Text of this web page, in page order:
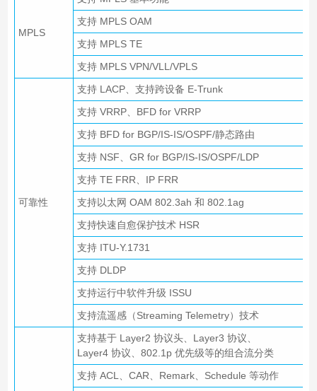
MPLS
支持 MPLS OAM
支持 MPLS TE
支持 MPLS VPN/VLL/VPLS
可靠性
支持 LACP、支持跨设备 E-Trunk
支持 VRRP、BFD for VRRP
支持 BFD for BGP/IS-IS/OSPF/静态路由
支持 NSF、GR for BGP/IS-IS/OSPF/LDP
支持 TE FRR、IP FRR
支持以太网 OAM 802.3ah 和 802.1ag
支持快速自愈保护技术 HSR
支持 ITU-Y.1731
支持 DLDP
支持运行中软件升级 ISSU
支持流遥感（Streaming Telemetry）技术
支持基于 Layer2 协议头、Layer3 协议、
Layer4 协议、802.1p 优先级等的组合流分类
支持 ACL、CAR、Remark、Schedule 等动作